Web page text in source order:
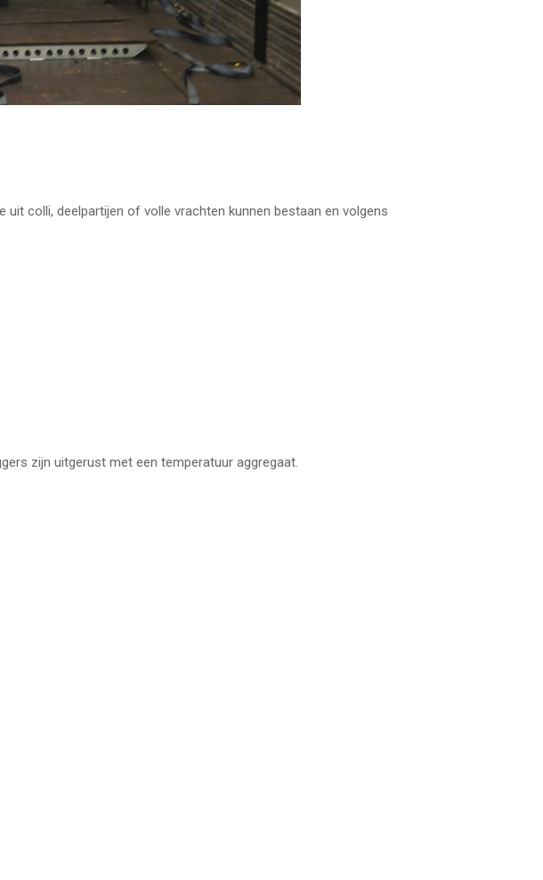
colli, deelpartijen of volle vrachten kunnen bestaan en volgens
zijn uitgerust met een temperatuur aggregaat.